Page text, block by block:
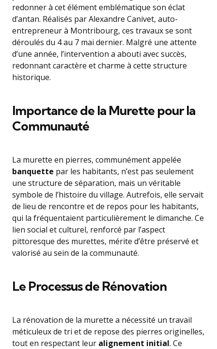
redonner à cet élément emblématique son éclat
d’antan. Réalisés par Alexandre Canivet, auto-
entrepreneur à Montribourg, ces travaux se sont
déroulés du 4 au 7 mai dernier. Malgré une attente
d’une année, l’intervention a abouti avec succès,
redonnant caractère et charme à cette structure
historique.
Importance de la Murette pour la
Communauté
La murette en pierres, communément appelée
banquette par les habitants, n’est pas seulement
une structure de séparation, mais un véritable
symbole de l’histoire du village. Autrefois, elle servait
de lieu de rencontre et de repos pour les habitants,
qui la fréquentaient particulièrement le dimanche. Ce
lien social et culturel, renforcé par l’aspect
pittoresque des murettes, mérite d’être préservé et
valorisé au sein de la communauté.
Le Processus de Rénovation
La rénovation de la murette a nécessité un travail
méticuleux de tri et de repose des pierres originelles,
tout en respectant leur alignement initial. Ce